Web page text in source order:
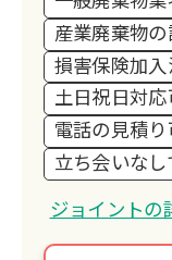
す！
産業廃棄物
損害保険加入
土日祝日対
電話の見積
立ち会いな
ジョイントの